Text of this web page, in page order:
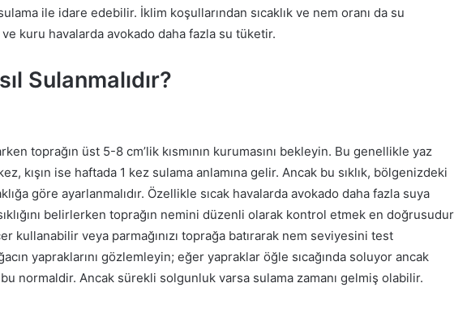
ile idare edebilir. İklim koşullarından sıcaklık ve nem oranı da su
ve kuru havalarda avokado daha fazla su tüketir.
Sulanmalıdır?
toprağın üst 5-8 cm’lik kısmının kurumasını bekleyin. Bu genellikle yaz
kışın ise haftada 1 kez sulama anlamına gelir. Ancak bu sıklık, bölgenizdeki
göre ayarlanmalıdır. Özellikle sıcak havalarda avokado daha fazla suya
belirlerken toprağın nemini düzenli olarak kontrol etmek en
kullanabilir veya parmağınızı toprağa batırarak nem seviyesini test
yapraklarını gözlemleyin; eğer yapraklar öğle sıcağında soluyor ancak
normaldir. Ancak sürekli solgunluk varsa sulama zamanı gelmiş olabilir.